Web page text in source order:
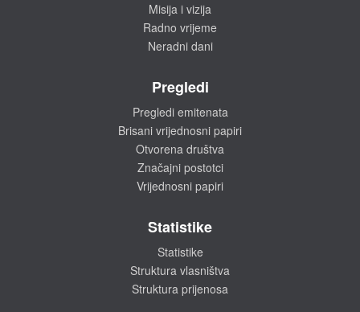
Misija i vizija
Radno vrijeme
Neradni dani
Pregledi
Pregledi emitenata
Brisani vrijednosni papiri
Otvorena društva
Značajni postotci
Vrijednosni papiri
Statistike
Statistike
Struktura vlasništva
Struktura prijenosa